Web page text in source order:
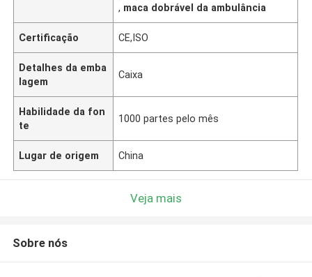
, maca dobrável da ambulância
Certificação CE,ISO
Detalhes da emba
lagem
Caixa
Habilidade da fon
te
1000 partes pelo mês
Lugar de origem China
Veja mais
Sobre nós